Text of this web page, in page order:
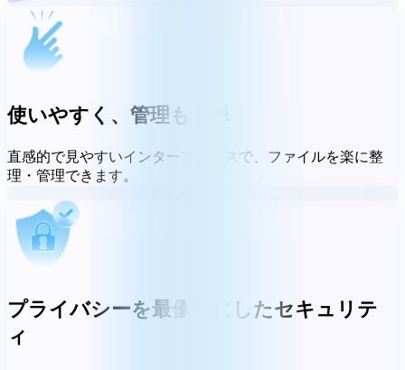
使いやすく、管理も簡単
直感的で見やすいインターフェースで、ファイルを楽に整
理・管理できます。
プライバシーを最優先にしたセキュリテ
ィ